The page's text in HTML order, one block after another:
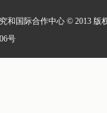
和国际合作中心 © 2013 版
号